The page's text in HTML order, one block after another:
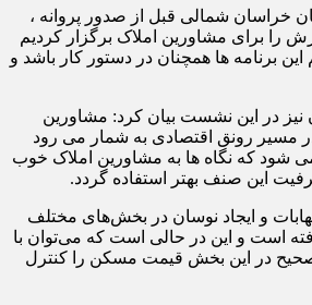
خراسان شمالی قبل از صدور پروانه ،
را برای مشاورین املاک برگزار کردیم
این برنامه ها همچنان در دستور کار باشد و
نیز در این نشست بیان کرد: مشاورین
در مسیر رونق اقتصادی به شمار می رود
شود که نگاه ها به مشاورین املاک خوب
این صنف بهتر استفاده گردد.
و ایجاد نوسان در بخش‌های مختلف
است و این در حالی است که می‌توان با
در این بخش قیمت مسکن را کنترل